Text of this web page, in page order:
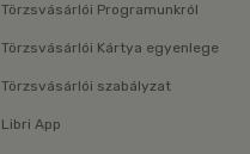
Törzsvásárlói Programunkról
Törzsvásárlói Kártya egyenlege
Törzsvásárlói szabályzat
Libri App